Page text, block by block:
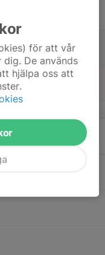
för att vår
De används
hjälpa oss att